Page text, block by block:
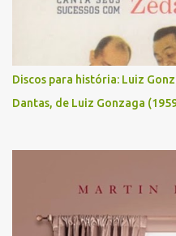
Discos para história: Luiz
Dantas, de Luiz Gonzaga